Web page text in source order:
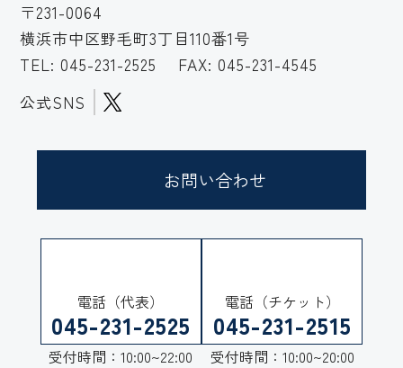
〒231-0064
横浜市中区野毛町3丁目110番1号
TEL: 045-231-2525
FAX: 045-231-4545
公式SNS
お問い合わせ
電話（代表）
045-231-2525
受付時間：10:00~22:00
電話（チケット）
045-231-2515
受付時間：10:00~20:00